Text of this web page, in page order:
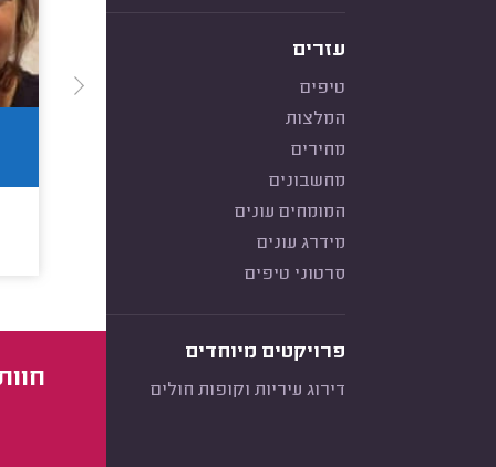
עזרים
טיפים
המלצות
מחירים
מחשבונים
המומחים עונים
מידרג עונים
סרטוני טיפים
פרויקטים מיוחדים
דירוג עיריות וקופות חולים